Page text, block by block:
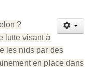
?
lutte visant à
les nids par des
en place dans